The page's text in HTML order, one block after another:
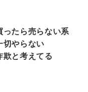
ったら売らない系
切やらない
欺と考えてる